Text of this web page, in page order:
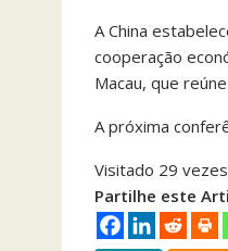
A China
cooperação
Macau, que
A próxima
Visitado 29
Partilhe este